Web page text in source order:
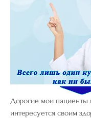
Дорогие мои пациенты
интересуется своим